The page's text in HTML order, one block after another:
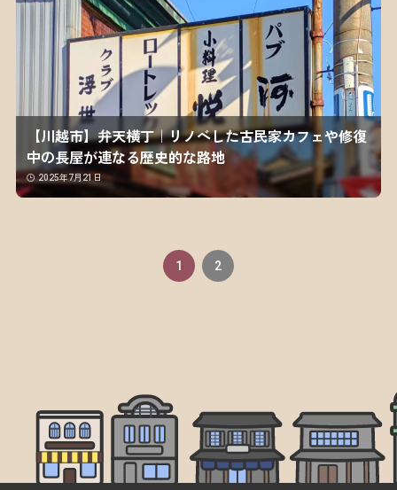
【川越市】弁天横丁｜リノベした古民家カフェや修復
中の長屋が連なる歴史的な路地
2025年7月21日
1 2